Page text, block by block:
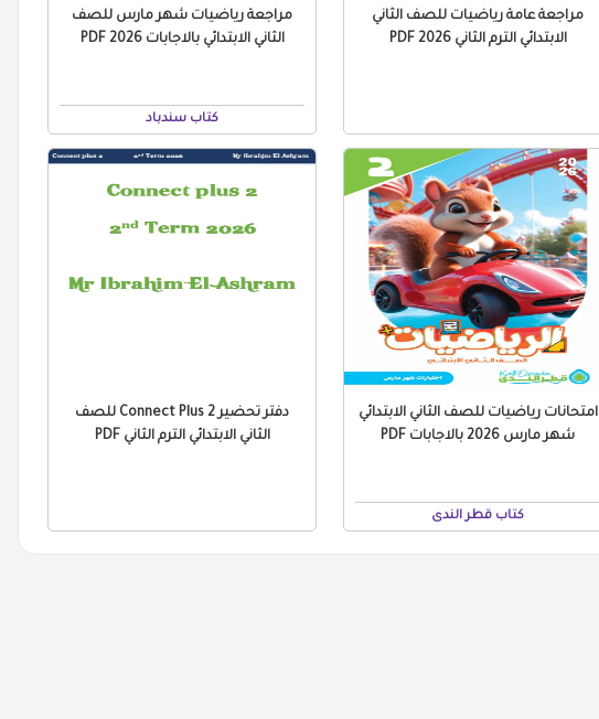
مراجعة عامة رياضيات للصف الثاني
الابتدائي الترم الثاني 2026 PDF
مراجعة رياضيات شهر مارس للصف
الثاني الابتدائي بالاجابات 2026 PDF
كتاب سندباد
امتحانات رياضيات للصف الثاني الابتدائي
شهر مارس 2026 بالاجابات PDF
كتاب قطر الندى
دفتر تحضير Connect Plus 2 للصف
الثاني الابتدائي الترم الثاني PDF